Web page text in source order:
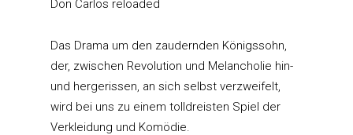
Don Carlos reloaded
Das Drama um den zaudernden Königssohn,
der, zwischen Revolution und Melancholie hin-
und hergerissen, an sich selbst verzweifelt,
wird bei uns zu einem tolldreisten Spiel der
Verkleidung und Komödie.